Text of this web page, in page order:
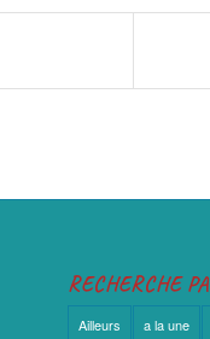
RECHERCHE
Ailleurs a la une